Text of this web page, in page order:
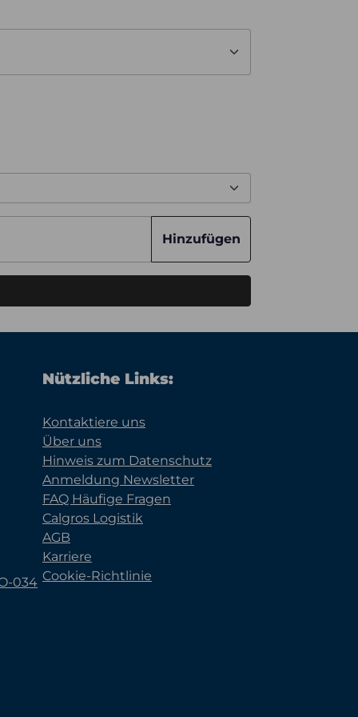
Hinzufügen
034
Nützliche Links:
Kontaktiere uns
Über uns
Hinweis zum Datenschutz
Anmeldung Newsletter
FAQ Häufige Fragen
Calgros Logistik
AGB
Karriere
Cookie-Richtlinie